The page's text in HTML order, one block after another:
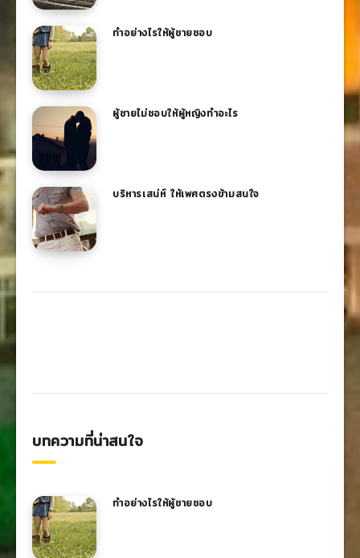
ทำอย่างไรให้ผู้ชายชอบ
ผู้ชายไม่ชอบให้ผู้หญิงทําอะไร
บริหารเสน่ห์ ให้เพศตรงข้ามสนใจ
บทความที่น่าสนใจ
ทำอย่างไรให้ผู้ชายชอบ